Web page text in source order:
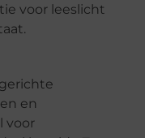
voor leeslicht
en
voor